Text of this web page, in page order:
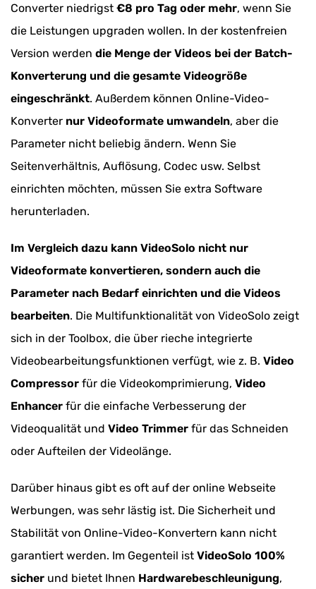
Converter niedrigst €8 pro Tag oder mehr, wenn Sie
die Leistungen upgraden wollen. In der kostenfreien
Version werden die Menge der Videos bei der Batch-
Konverterung und die gesamte Videogröße
eingeschränkt. Außerdem können Online-Video-
Konverter nur Videoformate umwandeln, aber die
Parameter nicht beliebig ändern. Wenn Sie
Seitenverhältnis, Auflösung, Codec usw. Selbst
einrichten möchten, müssen Sie extra Software
herunterladen.
Im Vergleich dazu kann VideoSolo nicht nur
Videoformate konvertieren, sondern auch die
Parameter nach Bedarf einrichten und die Videos
bearbeiten. Die Multifunktionalität von VideoSolo zeigt
sich in der Toolbox, die über rieche integrierte
Videobearbeitungsfunktionen verfügt, wie z. B. Video
Compressor für die Videokomprimierung, Video
Enhancer für die einfache Verbesserung der
Videoqualität und Video Trimmer für das Schneiden
oder Aufteilen der Videolänge.
Darüber hinaus gibt es oft auf der online Webseite
Werbungen, was sehr lästig ist. Die Sicherheit und
Stabilität von Online-Video-Konvertern kann nicht
garantiert werden. Im Gegenteil ist VideoSolo 100%
sicher und bietet Ihnen Hardwarebeschleunigung,